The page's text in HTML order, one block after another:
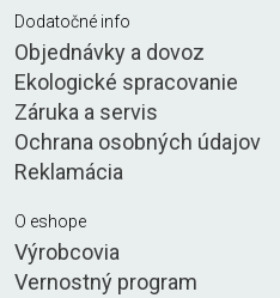
Dodatočné info
Objednávky a dovoz
Ekologické spracovanie
Záruka a servis
Ochrana osobných údajov
Reklamácia
O eshope
Výrobcovia
Vernostný program